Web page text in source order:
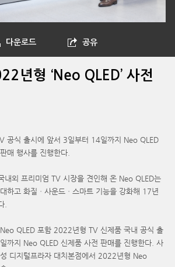
다운로드 공유
년형 ‘Neo QLED’ 사전
공식 출시에 앞서 3일부터 14일까지 Neo QLED
매 행사를 진행한다.
내외 프리미엄 TV 시장을 견인해 온 Neo QLED는
하고 화질ㆍ사운드ㆍ스마트 기능을 강화해 17년
.
QLED 포함 2022년형 TV 신제품 국내 공식 출
까지 Neo QLED 신제품 사전 판매를 진행한다. 사
디지털프라자 대치본점에서 2022년형 Neo